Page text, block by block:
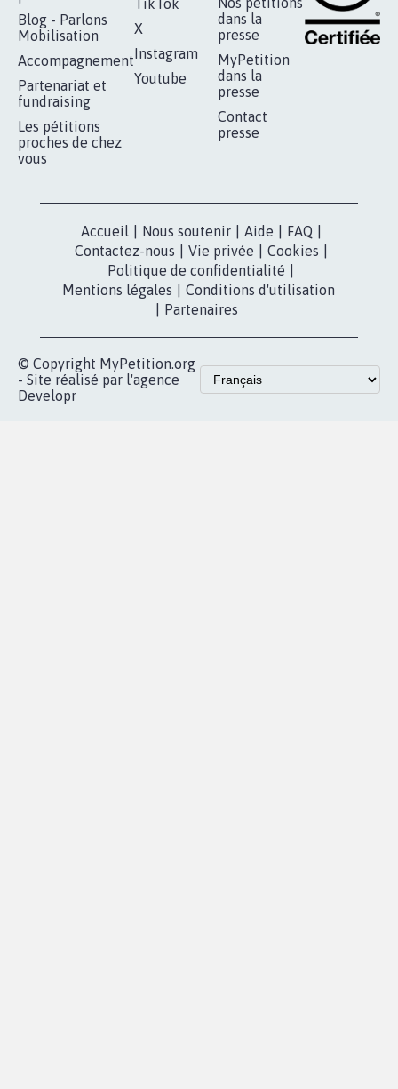
Blog - Parlons
Mobilisation
Accompagnement
Partenariat et
fundraising
Les pétitions
proches de chez
vous
TikTok
X
Instagram
Youtube
dans la
presse
MyPetition
dans la
presse
Contact
presse
Accueil Nous soutenir Aide FAQ
Contactez-nous
Vie privée Cookies
Politique de confidentialité
Mentions légales
Conditions d'utilisation
Partenaires
© Copyright MyPetition.org
- Site réalisé par l'agence
Developr